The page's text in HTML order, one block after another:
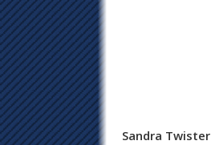
Sandra Twister